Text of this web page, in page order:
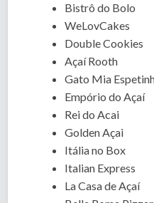
Bistrô do Bolo
WeLovCakes
Double Cookies
Açaí Rooth
Gato Mia
Empório do Açaí
Rei do Acai
Golden Açai
Itália no Box
Italian Express
La Casa de Açaí